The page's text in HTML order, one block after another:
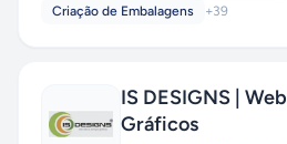
Criação de Embalagens
+39
IS DESIGNS |
Gráficos